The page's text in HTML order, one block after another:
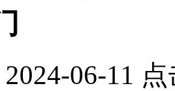
06-11